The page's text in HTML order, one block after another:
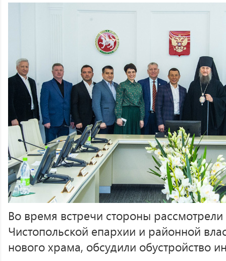
Во время встречи стороны
Чистопольской епархии и районной
нового храма, обсудили обустройство